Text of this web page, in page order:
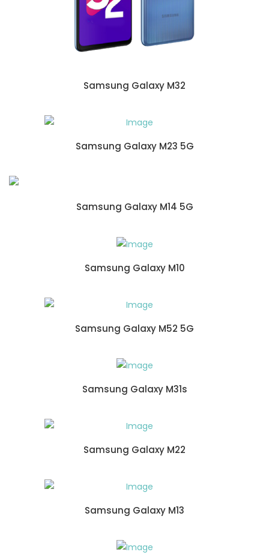
Samsung Galaxy M32
Samsung Galaxy M23 5G
Samsung Galaxy M14 5G
Samsung Galaxy M10
Samsung Galaxy M52 5G
Samsung Galaxy M31s
Samsung Galaxy M22
Samsung Galaxy M13